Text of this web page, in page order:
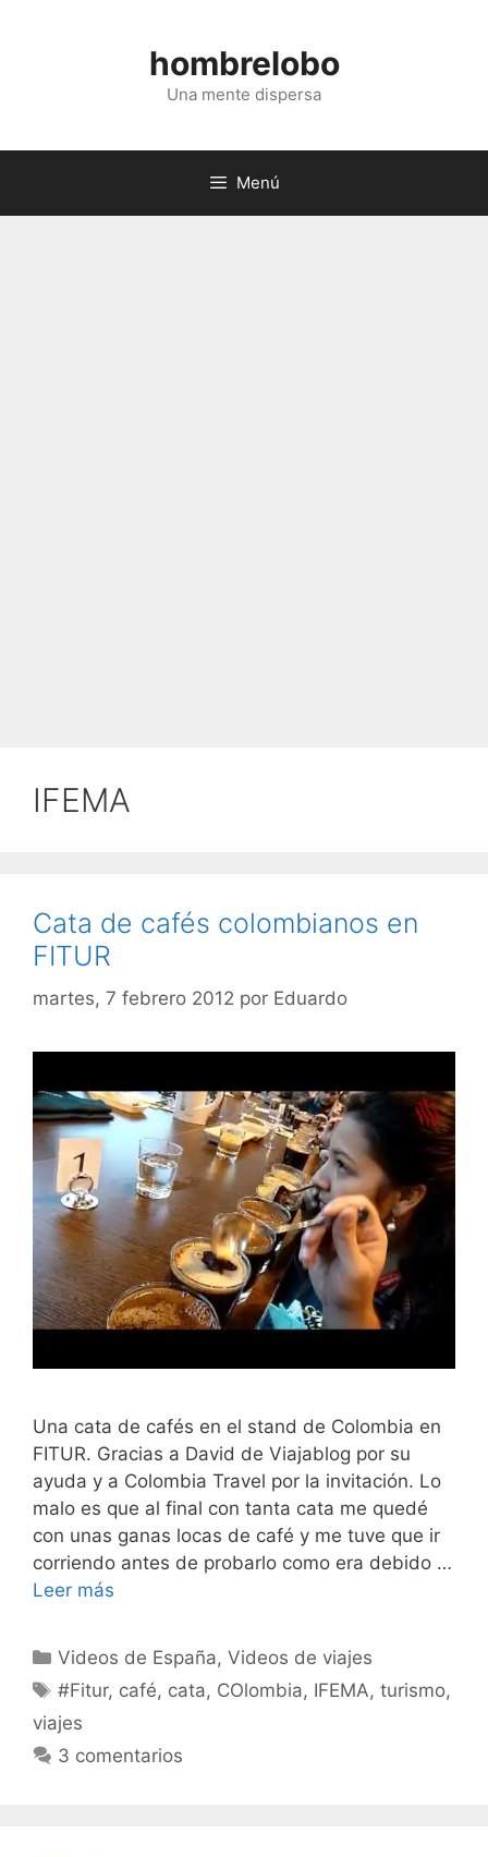
hombrelobo
Una mente dispersa
Menú
IFEMA
Cata de cafés colombianos en
FITUR
martes, 7 febrero 2012 por Eduardo
Una cata de cafés en el stand de Colombia en
FITUR. Gracias a David de Viajablog por su
ayuda y a Colombia Travel por la invitación. Lo
malo es que al final con tanta cata me quedé
con unas ganas locas de café y me tuve que ir
corriendo antes de probarlo como era debido …
Leer más
Categorías
Videos de España,Videos de viajes
Etiquetas
#Fitur, café, cata, COlombia, IFEMA,turismo,
viajes
3 comentarios